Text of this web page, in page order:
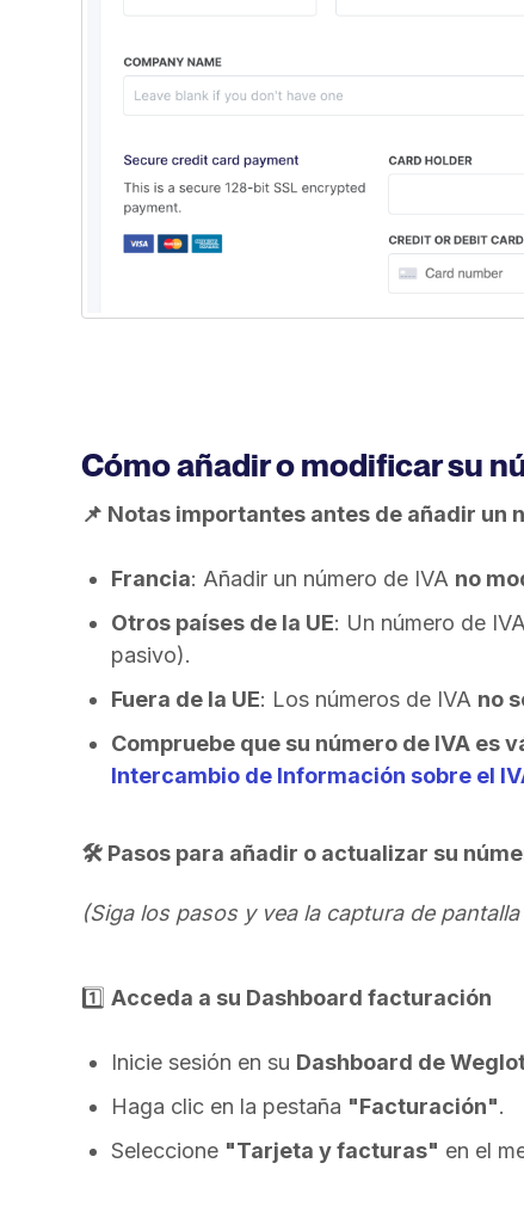
Cómo añadir o modificar su
📌 Notas importantes antes de añadir un
Francia: Añadir un número de IVA no
Otros países de la UE: Un número de
pasivo).
Fuera de la UE: Los números de IVA no
Compruebe que su número de IVA es
Intercambio de Información sobre el
🛠 Pasos para añadir o actualizar su
(Siga los pasos y vea la captura de
1️⃣ Acceda a su Dashboard facturación
Inicie sesión en su Dashboard de
Haga clic en la pestaña "Facturación".
Seleccione "Tarjeta y facturas" en el